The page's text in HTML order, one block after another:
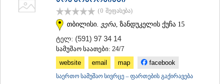
ᲗᲔᲠᲯᲝᲚᲐ
(0 შეფასება)
თბილისი. ვერა , ზანდუკელის ქუჩა 15
ტელ: (591) 97 34 14
სამუშაო საათები: 24/7
website
email map facebook
საერთო სამუშაო სივრცე – ფართების გაქირავება